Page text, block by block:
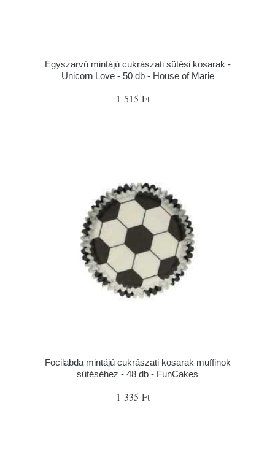
Egyszarvú mintájú cukrászati sütési kosarak -
Unicorn Love - 50 db - House of Marie
1 515 Ft
Focilabda mintájú cukrászati kosarak muffinok
sütéséhez - 48 db - FunCakes
1 335 Ft